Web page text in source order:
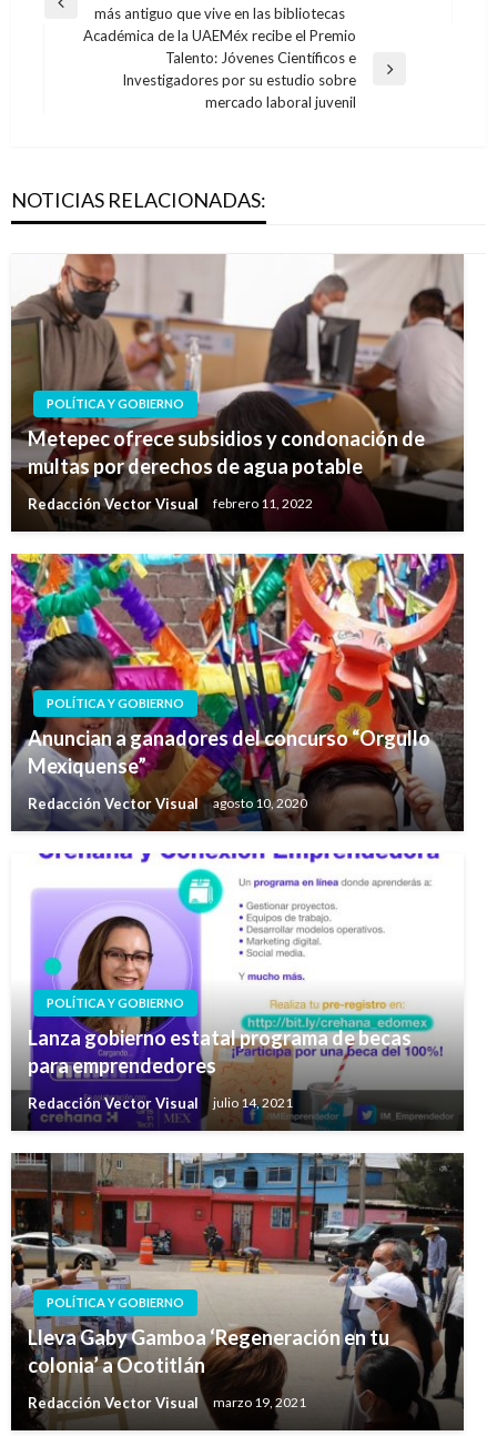
Entrada
anterior
más antiguo que vive en las bibliotecas
Académica de la UAEMéx recibe el Premio
Talento: Jóvenes Científicos e
Investigadores por su estudio sobre
mercado laboral juvenil
NOTICIAS RELACIONADAS:
POLÍTICA Y GOBIERNO
Metepec ofrece subsidios y condonación de
multas por derechos de agua potable
Redacción Vector Visual febrero 11, 2022
POLÍTICA Y GOBIERNO
Anuncian a ganadores del concurso “Orgullo
Mexiquense”
Redacción Vector Visual agosto 10, 2020
POLÍTICA Y GOBIERNO
Lanza gobierno estatal programa de becas
para emprendedores
Redacción Vector Visual julio 14, 2021
POLÍTICA Y GOBIERNO
Lleva Gaby Gamboa ‘Regeneración en tu
colonia’ a Ocotitlán
Redacción Vector Visual marzo 19, 2021